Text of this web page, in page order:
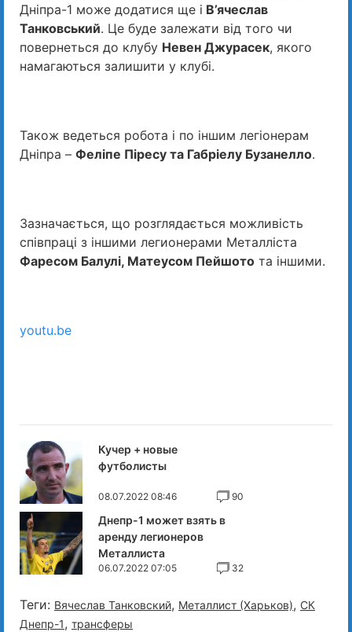
Дніпра-1 може додатися ще і В’ячеслав
Танковський. Це буде залежати від того чи
повернеться до клубу Невен Джурасек, якого
намагаються залишити у клубі.
Також ведеться робота і по іншим легіонерам
Дніпра – Феліпе Піресу та Габріелу Бузанелло.
Зазначається, що розглядається можливість
співпраці з іншими легионерами Металліста
Фаресом Балулі, Матеусом Пейшото та іншими.
youtu.be
Кучер + новые
футболисты
08.07.2022 08:46 90
Днепр-1 может взять в
аренду легионеров
Металлиста
06.07.2022 07:05 32
Теги: Вячеслав Танковский, Металлист (Харьков), СК
Днепр-1, трансферы